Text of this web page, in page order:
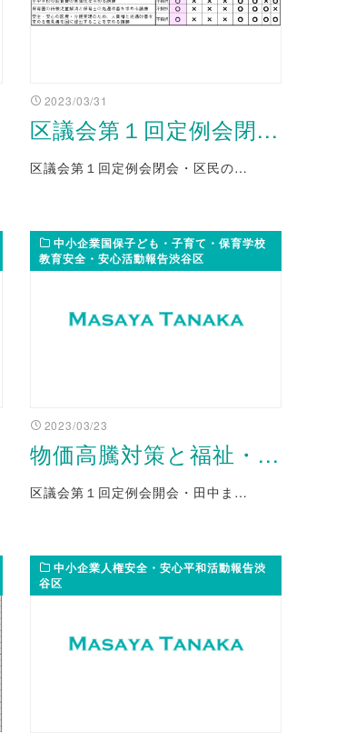
2023/03/31
区議会第１回定例会閉...
区議会第１回定例会閉会・区民の…
中小企業国保子ども・子育て・保育学校
教育安全・安心活動報告渋谷区
2023/03/23
物価高騰対策と福祉・...
区議会第１回定例会開会・田中ま…
中小企業人権安全・安心平和活動報告渋
谷区